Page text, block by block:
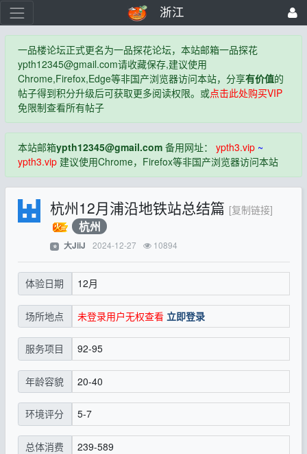
浙江
一品楼论坛正式更名为一品探花论坛，本站邮箱一品探花
ypth12345@gmail.com请收藏保存,建议使用
Chrome,Firefox,Edge等非国产浏览器访问本站，分享有价值的
帖子得到积分升级后可获取更多阅读权限。或点击此处购买VIP
免限制查看所有帖子
本站邮箱ypth12345@gmail.com备用网址： ypth3.vip~
ypth3.vip建议使用Chrome，Firefox等非国产浏览器访问本站
杭州12月浦沿地铁站总结篇 [复制链接]
杭州
⭐ 大JiiJ 2024-12-27 10894
体验日期 12月
场所地点 未登录用户无权查看 立即登录
服务项目 92-95
年龄容貌 20-40
环境评分 5-7
总体消费 239-589